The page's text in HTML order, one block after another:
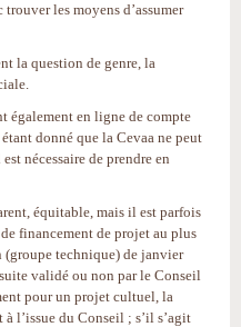
les moyens d’assumer
la question de genre, la
également en ligne de compte
donné que la Cevaa ne peut
nécessaire de prendre en
équitable, mais il est parfois
financement de projet au plus
technique) de janvier
validé ou non par le Conseil
pour un projet cultuel, la
l’issue du Conseil ; s’il s’agit